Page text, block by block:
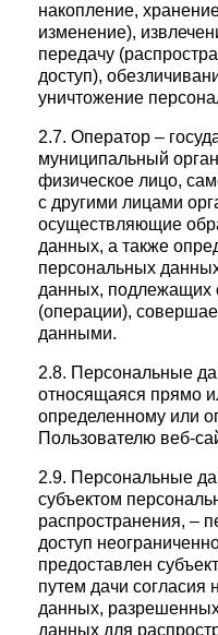
накопление,
изменение),
передачу
доступ),
уничтожение
2.7. Оператор –
муниципальный
физическое лицо,
с другими лицами
осуществляющие
данных, а также
персональных
данных, подлежащих
(операции),
данными.
2.8. Персональные
относящаяся прямо
определенному или
Пользователю веб-
2.9. Персональные
субъектом
распространения, –
доступ
предоставлен
путем дачи согласия
данных,
данных для